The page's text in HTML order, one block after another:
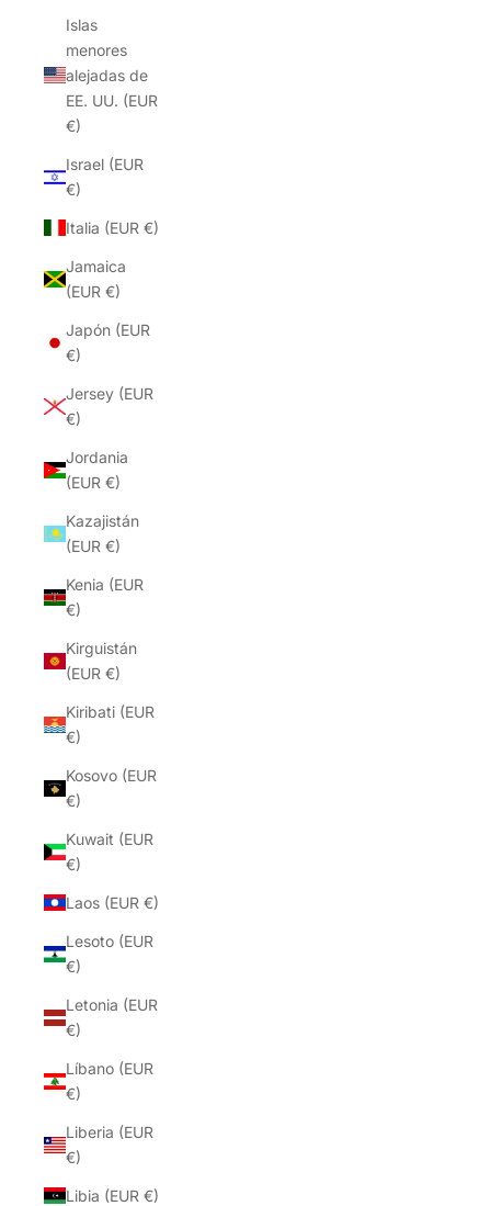
Islas
menores
alejadas de
EE. UU. (EUR
€)
Israel (EUR
€)
Italia (EUR €)
Jamaica
(EUR €)
Japón (EUR
€)
Jersey (EUR
€)
Jordania
(EUR €)
Kazajistán
(EUR €)
Kenia (EUR
€)
Kirguistán
(EUR €)
Kiribati (EUR
€)
Kosovo (EUR
€)
Kuwait (EUR
€)
Laos (EUR €)
Lesoto (EUR
€)
Letonia (EUR
€)
Líbano (EUR
€)
Liberia (EUR
€)
Libia (EUR €)